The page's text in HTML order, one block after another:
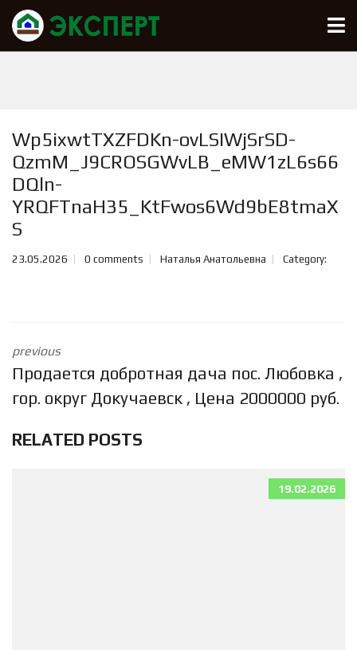
Wp5ixwtTXZFDKn-ovLSIWjSrSD-
QzmM_J9CROSGWvLB_eMW1zL6s66
DQln-
YRQFTnaH35_KtFwos6Wd9bE8tmaX
S
23.05.2026 0 comments Наталья Анатольевна Category:
previous
Продается добротная дача пос. Любовка ,
гор. округ Докучаевск , Цена 2000000 руб.
RELATED POSTS
19.02.2026